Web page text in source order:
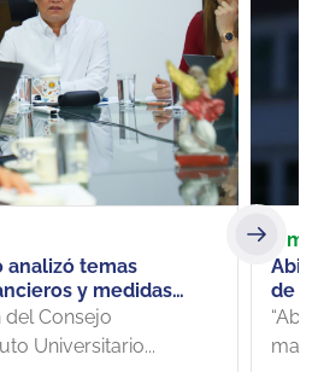
analizó temas
y medidas
para 2026
del Consejo
Universitario...
7
de
los